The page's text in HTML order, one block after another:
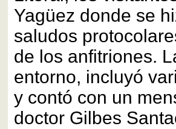
Yagüez donde se
saludos
de los anfitriones.
entorno, incluyó
y contó con un
doctor Gilbes